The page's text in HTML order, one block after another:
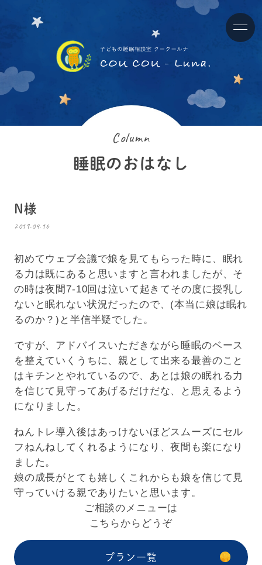
Column
睡眠のおはなし
N様
2019.04.16
初めてウェブ会議で娘を見てもらった時に、眠れ
る力は既にあると思いますと言われましたが、そ
の時は夜間7-10回は泣いて起きてその度に授乳し
ないと眠れない状況だったので、(本当に娘は眠れ
るのか？)と半信半疑でした。
ですが、アドバイスいただきながら睡眠のベース
を整えていくうちに、親として出来る最善のこと
はキチンとやれているので、あとは娘の眠れる力
を信じて見守ってあげるだけだな、と思えるよう
になりました。
ねんトレ導入後はあっけないほどスムーズにセル
フねんねしてくれるようになり、夜間も楽になり
ました。
娘の成長がとても嬉しくこれからも娘を信じて見
守っていける親でありたいと思います。
ご相談のメニューは
こちらからどうぞ
プラン一覧